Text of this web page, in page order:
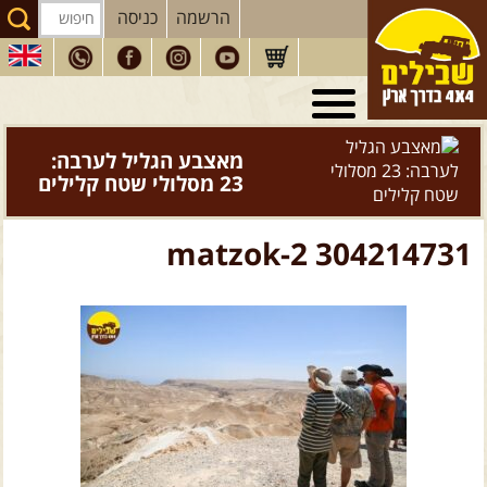
הרשמה כניסה
טיולי 4X4
בארץ
מסעות בעולם
טיוליםלרכב פנאי
הדרכותנהיגה
הירשמו לניוזלטר שבילים
הבלוג של יואב קווה
פודקאסט ג'יפאות
מאצבע הגליל לערבה:
23 מסלולי שטח קלילים
matzok-2 304214731